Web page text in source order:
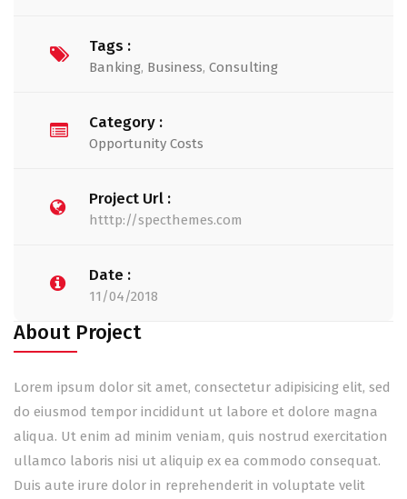
Tags :
Banking, Business, Consulting
Category :
Opportunity Costs
Project Url :
htttp://specthemes.com
Date :
11/04/2018
About Project
Lorem ipsum dolor sit amet, consectetur adipisicing elit, sed
do eiusmod tempor incididunt ut labore et dolore magna
aliqua. Ut enim ad minim veniam, quis nostrud exercitation
ullamco laboris nisi ut aliquip ex ea commodo consequat.
Duis aute irure dolor in reprehenderit in voluptate velit